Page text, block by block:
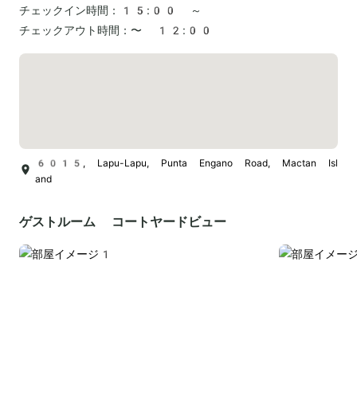
チェックイン時間：
15:00 ～
チェックアウト時間： 〜 12:00
6015, Lapu-Lapu, Punta Engano Road, Mactan Isl
and
ゲストルーム コートヤードビュー